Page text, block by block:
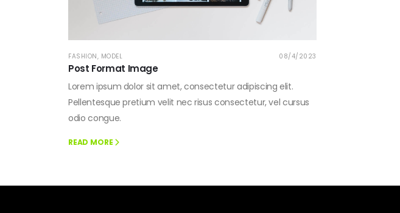
FASHION, MODEL 08/4/2023
Post Format Image
Lorem ipsum dolor sit amet, consectetur adipiscing elit.
Pellentesque pretium velit nec risus consectetur, vel cursus
odio congue.
READ MORE